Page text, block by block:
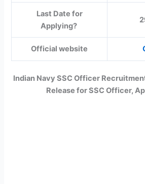
Last Date for
Applying?
Official website
Indian Navy SSC Officer
Release for SSC Officer,